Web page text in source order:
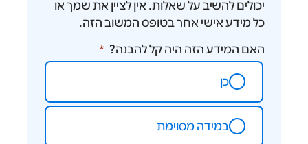
יכולים להשיב על שאלות. אין לציין את שמך או
כל מידע אישי אחר בטופס המשוב הזה.
האם המידע הזה היה קל להבנה?
כן
במידה מסוימת